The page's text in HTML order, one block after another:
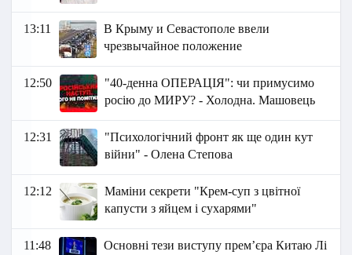
13:11
В Крыму и Севастополе ввели
чрезвычайное положение
12:50
"40-денна ОПЕРАЦІЯ": чи примусимо
росію до МИРУ? - Холодна. Машовець
12:31
"Психологічний фронт як ще один кут
війни" - Олена Степова
12:12
Маміни секрети "Крем-суп з цвітної
капусти з яйцем і сухарями"
11:48 Основні тези виступу прем’єра Китаю Лі